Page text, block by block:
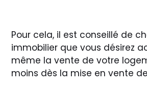
Pour cela, il est conseillé de
immobilier que vous désirez
même la vente de votre
moins dès la mise en vente